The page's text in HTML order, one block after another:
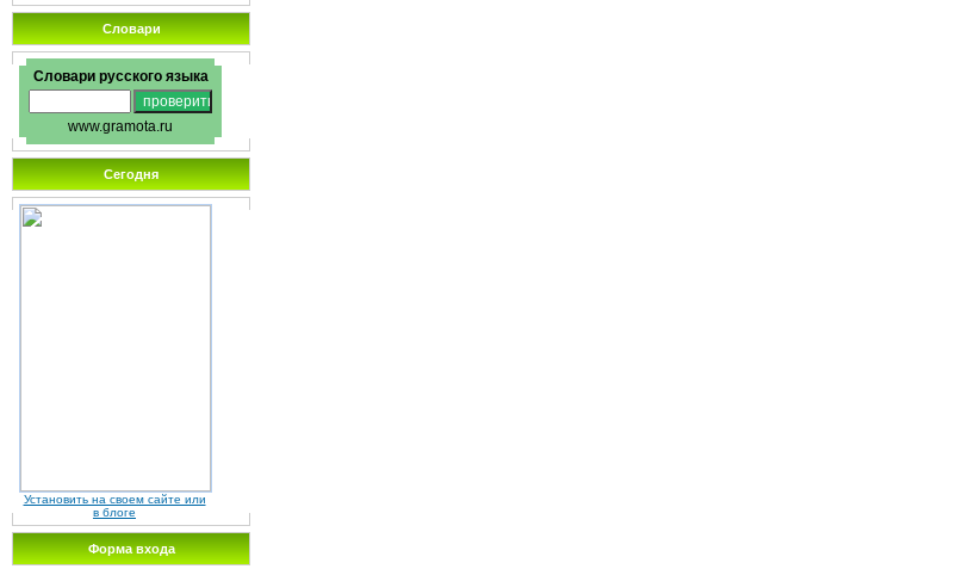
Словари
Словари русского языка
www.gramota.ru
Сегодня
Установить на своем сайте или
в блоге
Форма входа